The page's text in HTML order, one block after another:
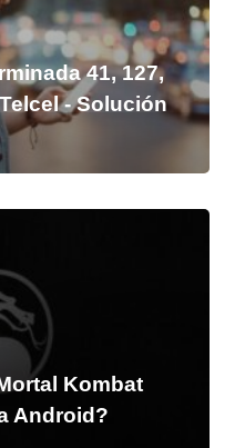
41, 127,
- Solución
Kombat
Android?